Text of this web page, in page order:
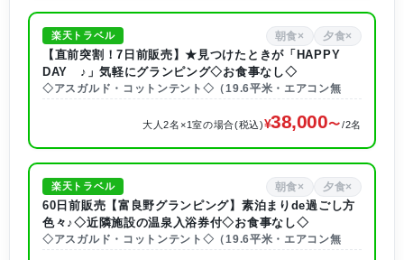
楽天トラベル 朝食× 夕食×
【直前突割！7日前販売】★見つけたときが「HAPPY
DAY ♪」気軽にグランピング◇お食事なし◇
◇アスガルド・コットンテント◇（19.6平米・エアコン無
大人2名×1室の場合(税込) 38,000 /2名
楽天トラベル 朝食× 夕食×
60日前販売【富良野グランピング】素泊まりde過ごし方
色々♪◇近隣施設の温泉入浴券付◇お食事なし◇
◇アスガルド・コットンテント◇（19.6平米・エアコン無